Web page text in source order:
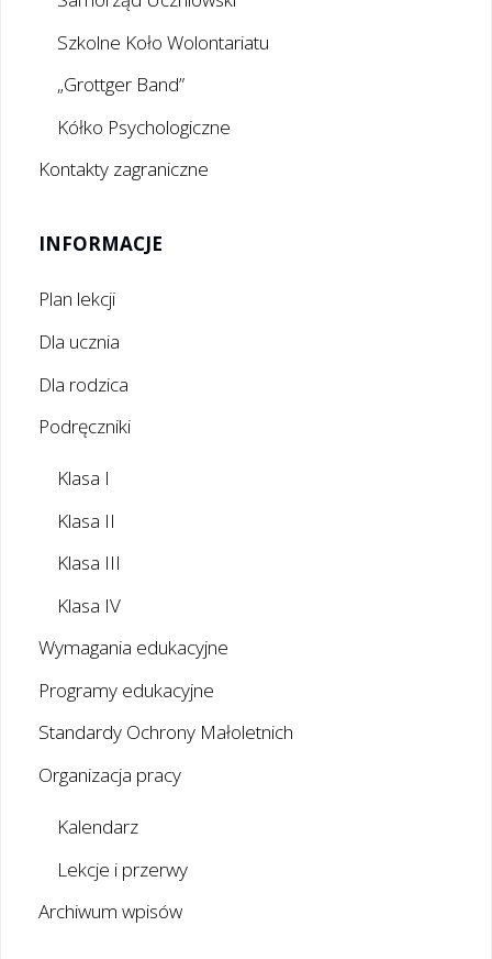
Szkolne Koło Wolontariatu
„Grottger Band”
Kółko Psychologiczne
Kontakty zagraniczne
INFORMACJE
Plan lekcji
Dla ucznia
Dla rodzica
Podręczniki
Klasa I
Klasa II
Klasa III
Klasa IV
Wymagania edukacyjne
Programy edukacyjne
Standardy Ochrony Małoletnich
Organizacja pracy
Kalendarz
Lekcje i przerwy
Archiwum wpisów